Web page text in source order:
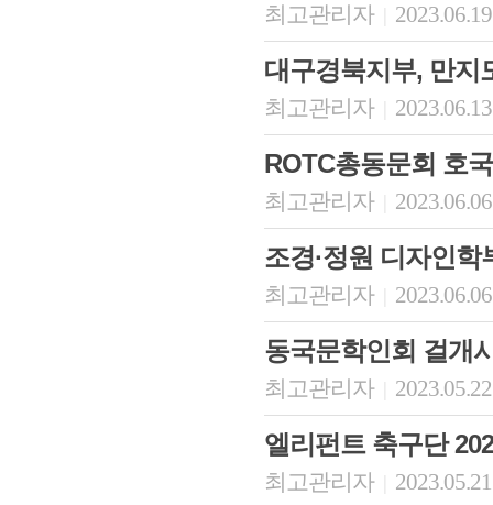
최고관리자
대구경북지부, 만지
최고관리자
ROTC총동문회 호
최고관리자
조경·정원 디자인학
최고관리자
동국문학인회 걸개
최고관리자
엘리펀트 축구단
최고관리자